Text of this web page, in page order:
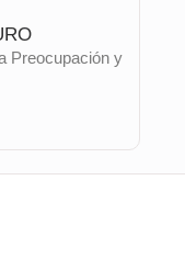
Preocupación y